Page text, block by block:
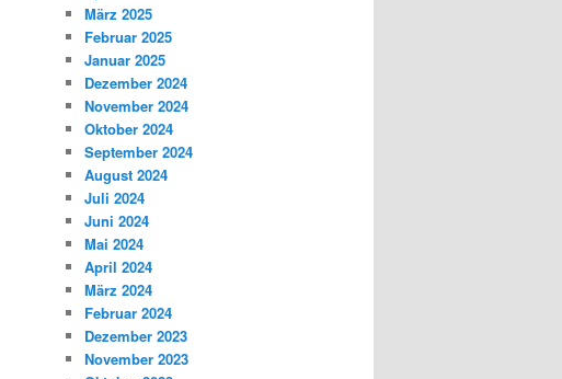
März 2025
Februar 2025
Januar 2025
Dezember 2024
November 2024
Oktober 2024
September 2024
August 2024
Juli 2024
Juni 2024
Mai 2024
April 2024
März 2024
Februar 2024
Dezember 2023
November 2023